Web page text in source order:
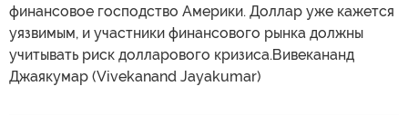
финансовое господство Америки. Доллар уже кажется
уязвимым, и участники финансового рынка должны
учитывать риск долларового кризиса.Вивекананд
Джаякумар (Vivekanand Jayakumar)